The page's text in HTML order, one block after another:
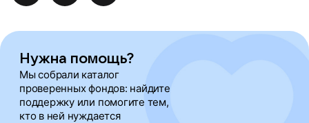
Нужна помощь?
Мы собрали каталог
проверенных фондов: найдите
поддержку или помогите тем,
кто в ней нуждается